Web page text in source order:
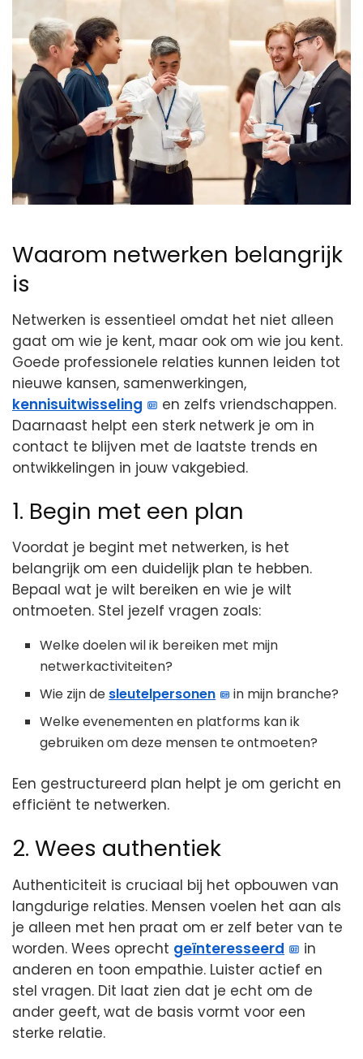
Waarom netwerken belangrijk
is
Netwerken is essentieel omdat het niet alleen
gaat om wie je kent, maar ook om wie jou kent.
Goede professionele relaties kunnen leiden tot
nieuwe kansen, samenwerkingen,
kennisuitwisseling
en zelfs vriendschappen.
Daarnaast helpt een sterk netwerk je om in
contact te blijven met de laatste trends en
ontwikkelingen in jouw vakgebied.
1. Begin met een plan
Voordat je begint met netwerken, is het
belangrijk om een duidelijk plan te hebben.
Bepaal wat je wilt bereiken en wie je wilt
ontmoeten. Stel jezelf vragen zoals:
Welke doelen wil ik bereiken met mijn
netwerkactiviteiten?
Wie zijn de sleutelpersonen
in mijn branche?
Welke evenementen en platforms kan ik
gebruiken om deze mensen te ontmoeten?
Een gestructureerd plan helpt je om gericht en
efficiënt te netwerken.
2. Wees authentiek
Authenticiteit is cruciaal bij het opbouwen van
langdurige relaties. Mensen voelen het aan als
je alleen met hen praat om er zelf beter van te
worden. Wees oprecht geïnteresseerd
in
anderen en toon empathie. Luister actief en
stel vragen. Dit laat zien dat je echt om de
ander geeft, wat de basis vormt voor een
sterke relatie.